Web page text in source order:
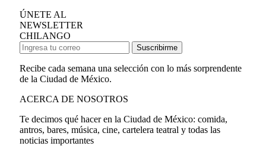
ÚNETE AL
NEWSLETTER
CHILANGO
Suscribirme
Recibe cada semana una selección con lo más sorprendente
de la Ciudad de México.
ACERCA DE NOSOTROS
Te decimos qué hacer en la Ciudad de México: comida,
antros, bares, música, cine, cartelera teatral y todas las
noticias importantes